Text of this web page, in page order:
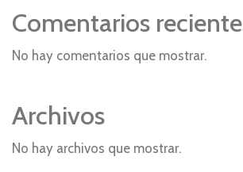
Comentarios
No hay comentarios que mostrar.
Archivos
No hay archivos que mostrar.